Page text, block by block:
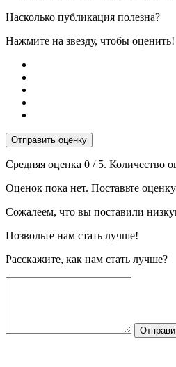
Насколько публикация полезна?
Нажмите на звезду, чтобы оценить!
Отправить оценку
Средняя оценка 0 / 5. Количество
Оценок пока нет. Поставьте
Сожалеем, что вы поставили
Позвольте нам стать лучше!
Расскажите, как нам стать лучше?